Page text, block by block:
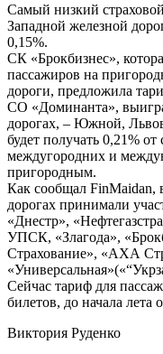
Самый низкий
Западной железной
0,15%.
СК «Брокбизнес»,
пассажиров на
дороги, предложила
СО «Доминанта»,
дорогах, – Южной,
будет получать 0,21%
междугородних и
пригородным.
Как сообщал FinMaidan,
дорогах принимали
«Днестр»,
УПСК, «Злагода»,
Страхование», «АХА
Сейчас тариф для
билетов, до начала лета
Виктория Руденко